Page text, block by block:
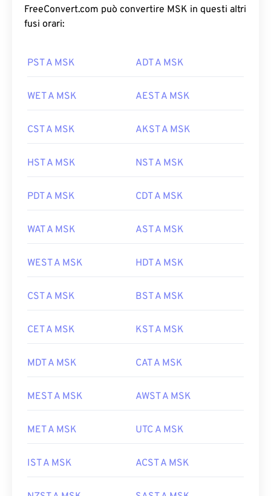
FreeConvert.com può convertire MSK in questi altri
fusi orari:
PST A MSK ADT A MSK
WET A MSK AEST A MSK
CST A MSK AKST A MSK
HST A MSK NST A MSK
PDT A MSK CDT A MSK
WAT A MSK AST A MSK
WEST A MSK HDT A MSK
CST A MSK BST A MSK
CET A MSK KST A MSK
MDT A MSK CAT A MSK
MEST A MSK AWST A MSK
MET A MSK UTC A MSK
IST A MSK ACST A MSK